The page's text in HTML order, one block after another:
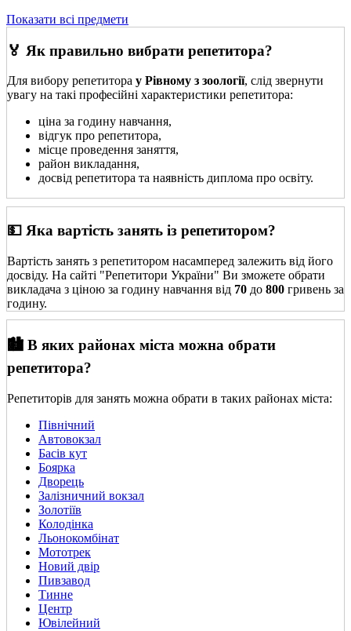
Показати всі предмети
🏅 Як правильно вибрати репетитора?
Для вибору репетитора у Рівному з зоології, слід звернути
увагу на такі професійні характеристики репетитора:
ціна за годину навчання,
відгук про репетитора,
місце проведення заняття,
район викладання,
досвід репетитора та наявність диплома про освіту.
💵 Яка вартість занять із репетитором?
Вартість занять з репетитором насамперед залежить від його
досвіду. На сайті "Репетитори України" Ви зможете обрати
викладача з ціною за годину навчання від 70 до 800 гривень за
годину.
🏙️ В яких районах міста можна обрати
репетитора?
Репетиторів для занять можна обрати в таких районах міста:
Північний
Автовокзал
Басів кут
Боярка
Дворець
Залізничний вокзал
Золотіїв
Колодінка
Льонокомбінат
Мототрек
Новий двір
Пивзавод
Тинне
Центр
Ювілейний